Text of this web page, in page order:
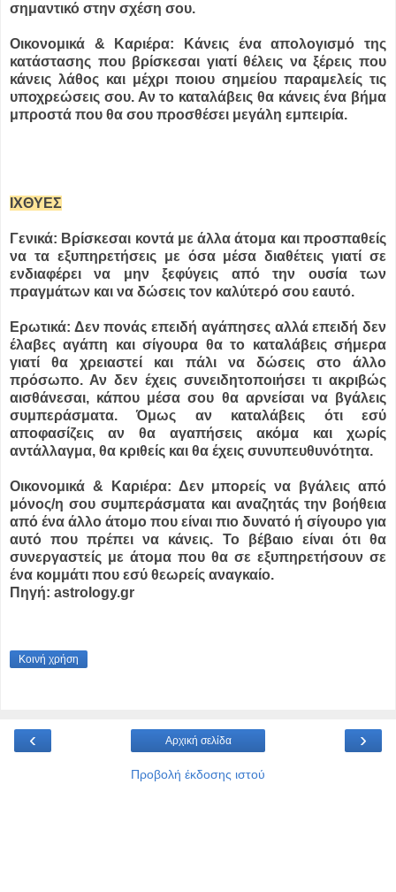
σημαντικό στην σχέση σου.
Οικονομικά & Καριέρα: Κάνεις ένα απολογισμό της
κατάστασης που βρίσκεσαι γιατί θέλεις να ξέρεις που
κάνεις λάθος και μέχρι ποιου σημείου παραμελείς τις
υποχρεώσεις σου. Αν το καταλάβεις θα κάνεις ένα βήμα
μπροστά που θα σου προσθέσει μεγάλη εμπειρία.
ΙΧΘYΕΣ
Γενικά: Βρίσκεσαι κοντά με άλλα άτομα και προσπαθείς
να τα εξυπηρετήσεις με όσα μέσα διαθέτεις γιατί σε
ενδιαφέρει να μην ξεφύγεις από την ουσία των
πραγμάτων και να δώσεις τον καλύτερό σου εαυτό.
Ερωτικά: Δεν πονάς επειδή αγάπησες αλλά επειδή δεν
έλαβες αγάπη και σίγουρα θα το καταλάβεις σήμερα
γιατί θα χρειαστεί και πάλι να δώσεις στο άλλο
πρόσωπο. Αν δεν έχεις συνειδητοποιήσει τι ακριβώς
αισθάνεσαι, κάπου μέσα σου θα αρνείσαι να βγάλεις
συμπεράσματα. Όμως αν καταλάβεις ότι εσύ
αποφασίζεις αν θα αγαπήσεις ακόμα και χωρίς
αντάλλαγμα, θα κριθείς και θα έχεις συνυπευθυνότητα.
Οικονομικά & Καριέρα: Δεν μπορείς να βγάλεις από
μόνος/η σου συμπεράσματα και αναζητάς την βοήθεια
από ένα άλλο άτομο που είναι πιο δυνατό ή σίγουρο για
αυτό που πρέπει να κάνεις. Το βέβαιο είναι ότι θα
συνεργαστείς με άτομα που θα σε εξυπηρετήσουν σε
ένα κομμάτι που εσύ θεωρείς αναγκαίο.
Πηγή: astrology.gr
Κοινή χρήση
‹ ›
Αρχική σελίδα
Προβολή έκδοσης ιστού